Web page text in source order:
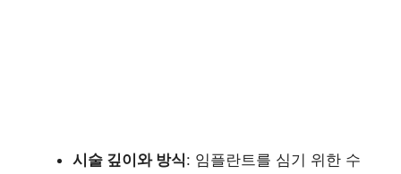
시술 깊이와 방식: 임플란트를 심기 위한 수